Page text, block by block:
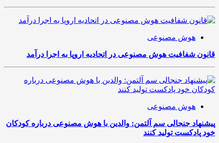
هوش مصنوعی
قانون شفافیت هوش مصنوعی در اتحادیه اروپا به اجرا درآمد
هوش مصنوعی
پیشنهاد جنجالی سم آلتمن: والدین با هوش مصنوعی درباره کودکان
خود پادکست تولید کنند